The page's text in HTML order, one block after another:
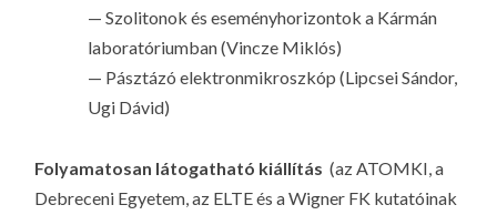
— Szolitonok és eseményhorizontok a Kármán
laboratóriumban (Vincze Miklós)
— Pásztázó elektronmikroszkóp (Lipcsei Sándor,
Ugi Dávid)
Folyamatosan látogatható kiállítás (az ATOMKI, a
Debreceni Egyetem, az ELTE és a Wigner FK kutatóinak